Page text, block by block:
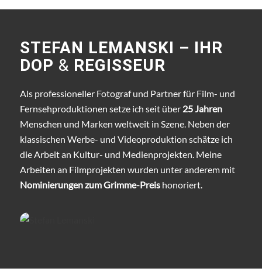
STEFAN LEMANSKI – IHR
DOP & REGISSEUR
Als professioneller Fotograf und Partner für Film- und
Fernsehproduktionen setze ich seit über 25 Jahren
Menschen und Marken weltweit in Szene. Neben der
klassischen Werbe- und Videoproduktion schätze ich
die Arbeit an Kultur- und Medienprojekten. Meine
Arbeiten an Filmprojekten wurden unter anderem mit
Nominierungen zum Grimme-Preishonoriert.